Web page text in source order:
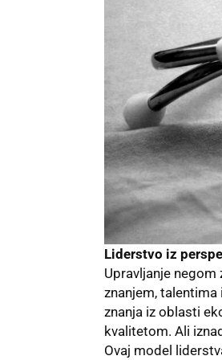
Liderstvo iz
Upravljanje
znanjem,
znanja iz oblasti
kvalitetom. Ali
Ovaj model